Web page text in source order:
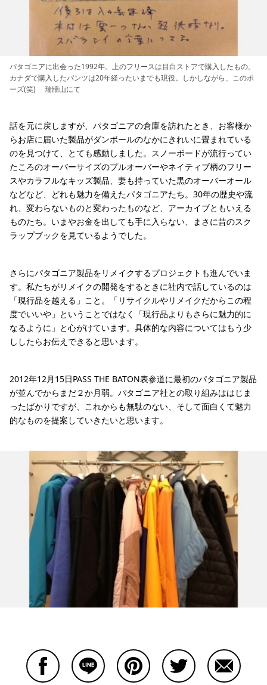
パタゴニアに出会った1992年。上のフリースは目白ストアで購入したもの。
カナダで購入したパンツは20年経ったいまでも現役。しかしながら、このポ
ーズ(笑) 瑞牆山にて
話を元に戻しますが、パタゴニアの倉庫を訪れたとき、お客様か
らお店に届いた製品がダンボールのなかにきれいに畳まれている
のを見つけて、とても感動しました。スノーボードが流行ってい
たころのオーバーサイズのプルオーバーやネイティブ柄のフリー
スやカラフルなキッズ製品、妻も持っていた黒のオーバーオール
などなど、どれも魅力を備えたパタゴニアたち。30年の歴史や流
れ、変わらないものと変わったものなど、アーカイブともいえる
ものたち。いまやお金を出しても手に入らない、まさに昔のスク
ラップブックを見ているようでした。
さらにパタゴニア製品をリメイクするプロジェクトも進んでいま
す。私たちがリメイクの開発をするときに社内で話しているのは
「現行品を越える」こと。「リサイクルやリメイクだからこの程
度でいいや」ということではなく「現行品よりもさらに魅力的に
なるように」と心がけています。具体的な内容についてはもう少
ししたらお伝えできると思います。
2012年12月15日PASS THE BATON表参道に最初のパタゴニア製品
が並んでからまだ２か月弱。パタゴニア社との取り組みははじま
ったばかりですが、これからも無駄のない、そして面白くて魅力
的なものを提案していきたいと思います。